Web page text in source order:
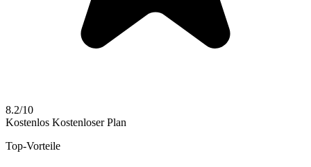
8.2/10
Kostenlos Kostenloser Plan
Top-Vorteile